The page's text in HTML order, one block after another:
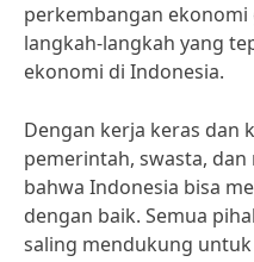
perkembangan
langkah-langkah yang
ekonomi di Indonesia.
Dengan kerja keras dan
pemerintah, swasta,
bahwa Indonesia bisa
dengan baik. Semua
saling mendukung